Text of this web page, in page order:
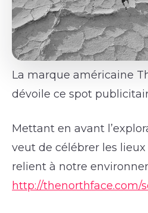
La marque américaine
dévoile ce spot
Mettant en avant
veut de célébrer les
relient à notre
http://thenorthface.com/